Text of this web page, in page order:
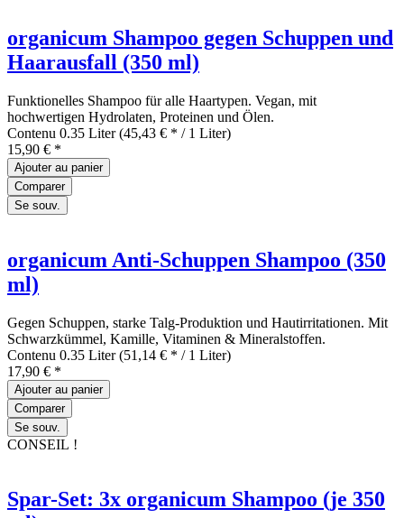
organicum Shampoo gegen Schuppen und
Haarausfall (350 ml)
Funktionelles Shampoo für alle Haartypen. Vegan, mit
hochwertigen Hydrolaten, Proteinen und Ölen.
Contenu 0.35 Liter(45,43 € * / 1 Liter)
15,90 € *
Ajouter au panier
Comparer
Se souv.
organicum Anti-Schuppen Shampoo (350
ml)
Gegen Schuppen, starke Talg-Produktion und Hautirritationen. Mit
Schwarzkümmel, Kamille, Vitaminen & Mineralstoffen.
Contenu 0.35 Liter(51,14 € * / 1 Liter)
17,90 € *
Ajouter au panier
Comparer
Se souv.
CONSEIL !
Spar-Set: 3x organicum Shampoo (je 350